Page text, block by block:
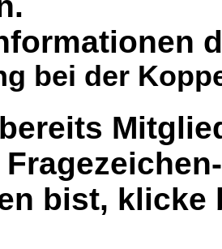
bei der
bist, klicke